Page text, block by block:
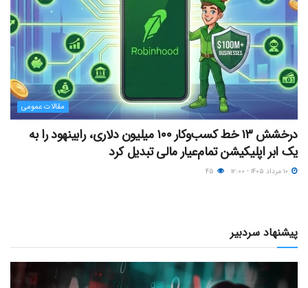
مقالات عمومی
درخشش ۱۳ خط کسب‌وکار ۱۰۰ میلیون دلاری، رابینهود را به
یک ابر اپلیکیشن تمام‌عیار مالی تبدیل کرد
پیشنهاد سردبیر